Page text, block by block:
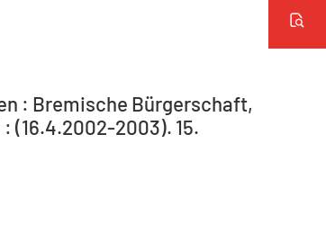
: Bremische Bürgerschaft,
(16.4.2002-2003). 15.